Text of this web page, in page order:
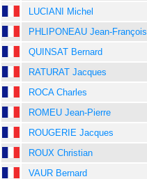
LUCIANI Michel
PHLIPONEAU Jean-François
QUINSAT Bernard
RATURAT Jacques
ROCA Charles
ROMEU Jean-Pierre
ROUGERIE Jacques
ROUX Christian
VAUR Bernard